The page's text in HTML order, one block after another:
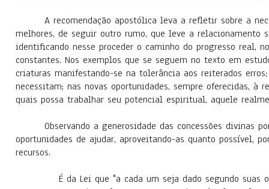
A recomendação apostólica leva a refletir sobre a
melhores, de seguir outro rumo, que leve a relacionamento
identificando nesse proceder o caminho do progresso real,
constantes. Nos exemplos que se seguem no texto em
criaturas manifestando-se na tolerância aos reiterados
necessitam; nas novas oportunidades, sempre oferecidas, à
quais possa trabalhar seu potencial espiritual, aquele
Observando a generosidade das concessões divinas
oportunidades de ajudar, aproveitando-as quanto possível,
recursos.
É da Lei que "a cada um seja dado segundo suas